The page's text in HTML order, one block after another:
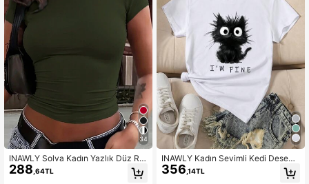
34
INAWLY Solva Kadın Yazlık Düz Re
nk Yuvarlak Yaka Kısa Kollu Kırpılmı
ş Günlük Tişört
288 ,64TL
INAWLY Kadın Sevimli Kedi Desenli
Grafik Kısa Kollu Tişört
356 ,14TL